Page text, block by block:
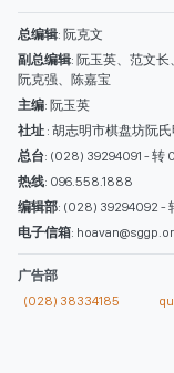
总编辑: 阮克文
副总编辑: 阮玉英、范文
阮克强、陈嘉宝
主编: 阮玉英
社址 : 胡志明市棋盘坊阮
总台: (028) 39294091 - 转
热线: 096.558.1888
编辑部: (028) 39294092 -
电子信箱:
广告部
(028) 38334185